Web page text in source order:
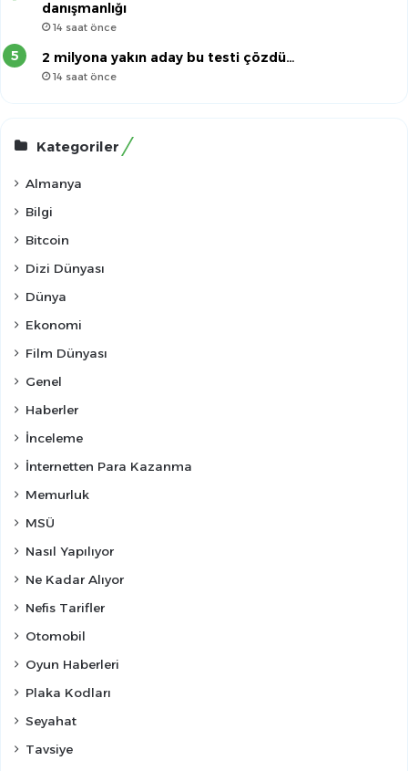
danışmanlığı
14 saat önce
2 milyona yakın aday bu testi çözdü…
14 saat önce
Kategoriler
Almanya
Bilgi
Bitcoin
Dizi Dünyası
Dünya
Ekonomi
Film Dünyası
Genel
Haberler
İnceleme
İnternetten Para Kazanma
Memurluk
MSÜ
Nasıl Yapılıyor
Ne Kadar Alıyor
Nefis Tarifler
Otomobil
Oyun Haberleri
Plaka Kodları
Seyahat
Tavsiye